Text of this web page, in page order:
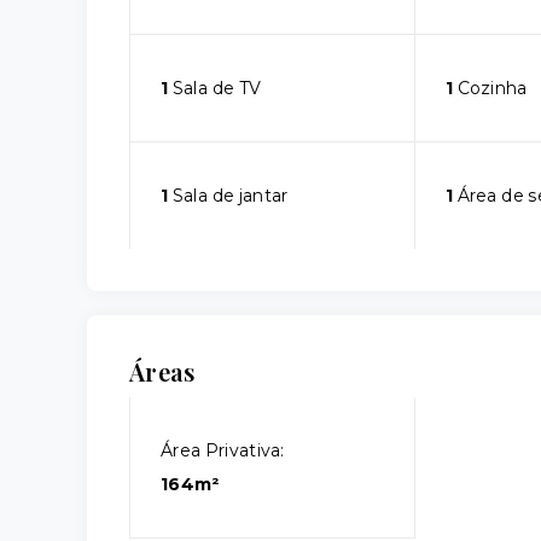
1 Sala de TV 1Cozinha
1 Sala de jantar 1Área de
Áreas
Área Privativa:
164m²